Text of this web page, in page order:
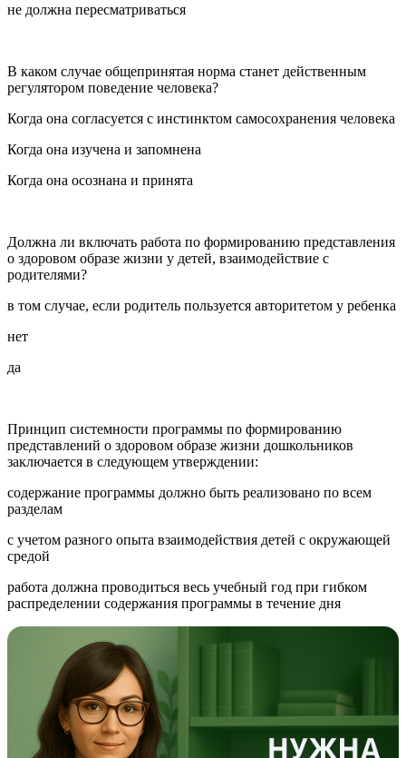
не должна пересматриваться
В каком случае общепринятая норма станет действенным
регулятором поведение человека?
Когда она согласуется с инстинктом самосохранения человека
Когда она изучена и запомнена
Когда она осознана и принята
Должна ли включать работа по формированию представления
о здоровом образе жизни у детей, взаимодействие с
родителями?
в том случае, если родитель пользуется авторитетом у ребенка
нет
да
Принцип системности программы по формированию
представлений о здоровом образе жизни дошкольников
заключается в следующем утверждении:
содержание программы должно быть реализовано по всем
разделам
с учетом разного опыта взаимодействия детей с окружающей
средой
работа должна проводиться весь учебный год при гибком
распределении содержания программы в течение дня